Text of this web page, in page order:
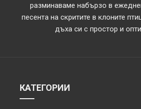
разминаваме набързо в
песента на скритите в клоните
дъха си с простор и
КАТЕГОРИИ